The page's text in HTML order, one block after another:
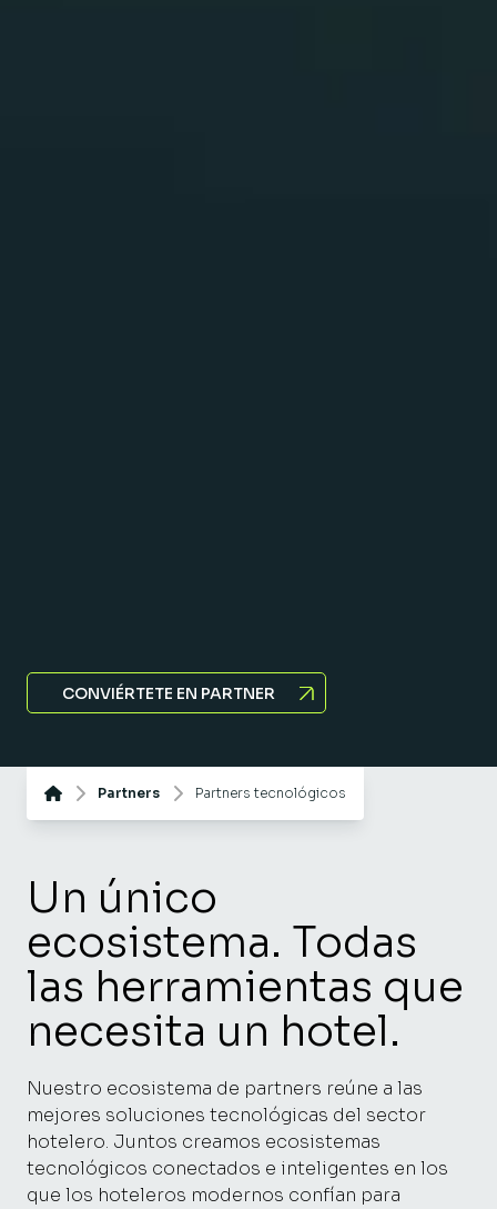
CONVIÉRTETE EN PARTNER
Partners Partners tecnológicos
Un único
ecosistema. Todas
las herramientas que
necesita un hotel.
Nuestro ecosistema de partners reúne a las
mejores soluciones tecnológicas del sector
hotelero. Juntos creamos ecosistemas
tecnológicos conectados e inteligentes en los
que los hoteleros modernos confían para